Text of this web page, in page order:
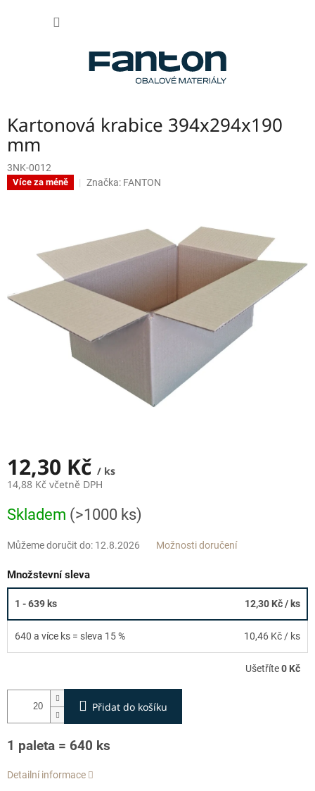
Kartonová krabice 394x294x190
mm
3NK-0012
Více za méně Značka: FANTON
12,30 Kč / ks
14,88 Kč včetně DPH
cena:
Skladem (>1000 ks)
Můžeme doručit do: 12.8.2026 Možnosti doručení
Množstevní sleva
1 - 639 ks 12,30 Kč/ ks
640 a více ks = sleva 15 % 10,46 Kč / ks
Ušetříte0 Kč
Přidat do košíku
1 paleta = 640 ks
Detailní informace